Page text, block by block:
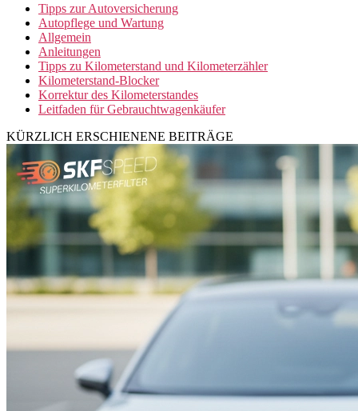
Tipps zur Autoversicherung
Autopflege und Wartung
Allgemein
Anleitungen
Tipps zu Kilometerstand und Kilometerzähler
Kilometerstand-Blocker
Korrektur des Kilometerstandes
Leitfaden für Gebrauchtwagenkäufer
KÜRZLICH ERSCHIENENE BEITRÄGE